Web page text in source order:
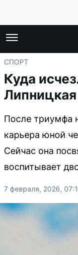
СПОРТ
Куда
После триумфа
карьера юной
Сейчас она
воспитывает
7 февраля, 2026,